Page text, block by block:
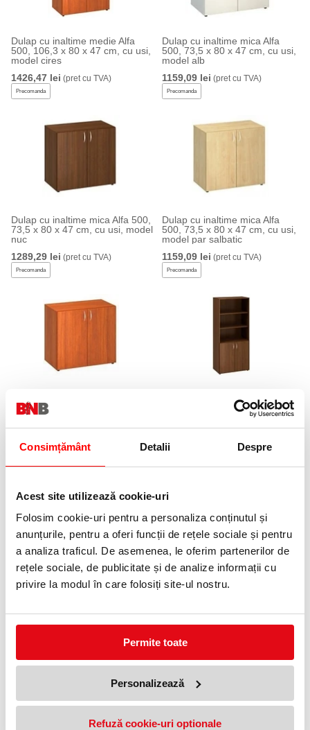
Consimțământ Detalii Despre
Acest site utilizează cookie-uri
Folosim cookie-uri pentru a personaliza conținutul și
anunțurile, pentru a oferi funcții de rețele sociale și pentru
a analiza traficul. De asemenea, le oferim partenerilor de
rețele sociale, de publicitate și de analize informații cu
privire la modul în care folosiți site-ul nostru.
Permite toate
Personalizează
Refuză cookie-uri optionale
Dulap cu inaltime medie Alfa
500, 106,3 x 80 x 47 cm, cu usi,
model cires
1426,47 lei (pret cu TVA)
Precomanda
Dulap cu inaltime mica Alfa
500, 73,5 x 80 x 47 cm, cu usi,
model alb
1159,09 lei (pret cu TVA)
Precomanda
Dulap cu inaltime mica Alfa 500,
73,5 x 80 x 47 cm, cu usi, model
nuc
1289,29 lei (pret cu TVA)
Precomanda
Dulap cu inaltime mica Alfa
500, 73,5 x 80 x 47 cm, cu usi,
model par salbatic
1159,09 lei (pret cu TVA)
Precomanda
73,5 x 80 x 47 cm, cu usi, model
cires
Precomanda
Dulap inalt Alfa 500, 178 x 80 x
47 cm, cu nisa si usi, model
178 x 80 x 47 cm, design nuc
47 cm, cu usi, model nuc